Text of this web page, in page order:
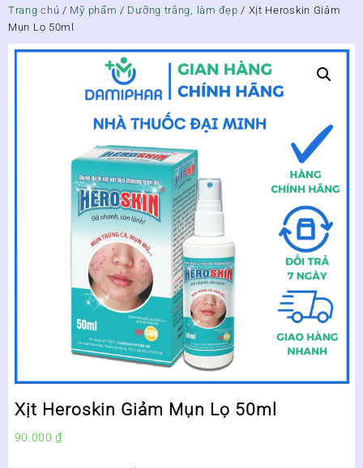
Trang chủ / Mỹ phẩm / Dưỡng trắng, làm đẹp / Xịt Heroskin Giảm
Mụn Lọ 50ml
Xịt Heroskin Giảm Mụn Lọ 50ml
90.000₫